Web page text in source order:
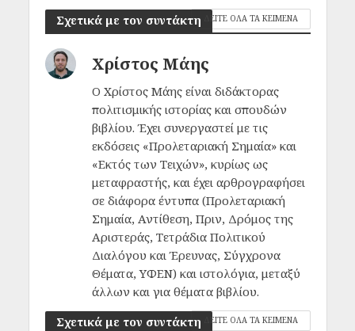
Σχετικά με τον συντάκτη ΔΕΙΤΕ ΟΛΑ ΤΑ ΚΕΙΜΕΝΑ
Χρίστος Μάης
Ο Χρίστος Μάης είναι διδάκτορας
πολιτισμικής ιστορίας και σπουδών
βιβλίου. Έχει συνεργαστεί με τις
εκδόσεις «Προλεταριακή Σημαία» και
«Εκτός των Τειχών», κυρίως ως
μεταφραστής, και έχει αρθρογραφήσει
σε διάφορα έντυπα (Προλεταριακή
Σημαία, Αντίθεση, Πριν, Δρόμος της
Αριστεράς, Τετράδια Πολιτικού
Διαλόγου και Έρευνας, Σύγχρονα
Θέματα, ΥΦΕΝ) και ιστολόγια, μεταξύ
άλλων και για θέματα βιβλίου.
Σχετικά με τον συντάκτη ΔΕΙΤΕ ΟΛΑ ΤΑ ΚΕΙΜΕΝΑ